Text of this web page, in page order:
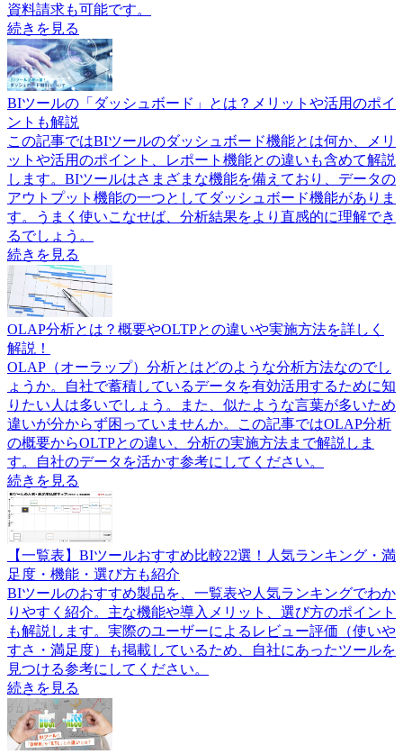
資料請求も可能です。
続きを見る
BIツールの「ダッシュボード」とは？メリットや活用のポイ
ントも解説
この記事ではBIツールのダッシュボード機能とは何か、メリ
ットや活用のポイント、レポート機能との違いも含めて解説
します。BIツールはさまざまな機能を備えており、データの
アウトプット機能の一つとしてダッシュボード機能がありま
す。うまく使いこなせば、分析結果をより直感的に理解でき
るでしょう。
続きを見る
OLAP分析とは？概要やOLTPとの違いや実施方法を詳しく
解説！
OLAP（オーラップ）分析とはどのような分析方法なのでし
ょうか。自社で蓄積しているデータを有効活用するために知
りたい人は多いでしょう。また、似たような言葉が多いため
違いが分からず困っていませんか。この記事ではOLAP分析
の概要からOLTPとの違い、分析の実施方法まで解説しま
す。自社のデータを活かす参考にしてください。
続きを見る
【一覧表】BIツールおすすめ比較22選！人気ランキング・満
足度・機能・選び方も紹介
BIツールのおすすめ製品を、一覧表や人気ランキングでわか
りやすく紹介。主な機能や導入メリット、選び方のポイント
も解説します。実際のユーザーによるレビュー評価（使いや
すさ・満足度）も掲載しているため、自社にあったツールを
見つける参考にしてください。
続きを見る